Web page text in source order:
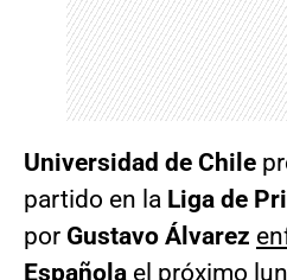
Universidad de Chile
partido en la Liga de
por Gustavo Álvarez
Española el próximo